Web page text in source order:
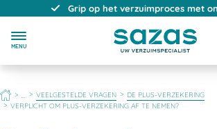
Grip op het verzuimproces met
MENU
HOME VEELGESTELDE VRAGEN
DE PLUS-VERZEKERING
VERPLICHT OM PLUS-VERZEKERING AF TE NEMEN?